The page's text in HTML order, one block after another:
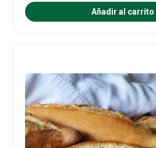
Añadir al carrito